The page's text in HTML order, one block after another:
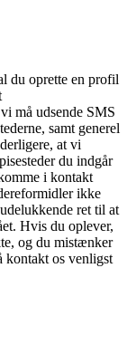
du oprette en profil
må udsende SMS
samt generel
at vi
du indgår
i kontakt
ikke
ret til at
Hvis du oplever,
og du mistænker
kontakt os venligst